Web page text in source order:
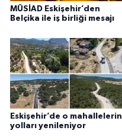
MÜSİAD Eskişehir’den
Belçika ile iş birliği mesajı
Eskişehir’de o mahallelerin
yolları yenileniyor